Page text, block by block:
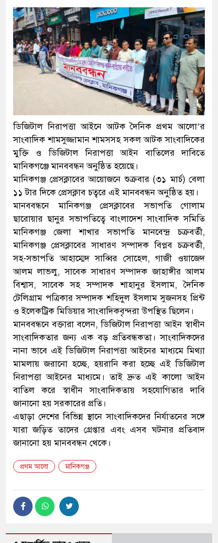
ডিজিটাল নিরাপত্তা আইনে আটক দৈনিক প্রথম আলো’র
সাংবাদিক শামসুজ্জামান শামসসহ সকল আটক সাংবাদিকের
মুক্তি ও ডিজিটাল নিরাপত্তা আইন বাতিলের দাবিতে
মানিকগঞ্জে মানববন্ধন অনুষ্ঠিত হয়েছে।
মানিকগঞ্জ প্রেসক্লাবের আয়োজনে শুক্রবার (৩১ মার্চ) বেলা
১১ টার দিকে প্রেসক্লাব চত্বরে এই মানববন্ধন অনুষ্ঠিত হয়।
মানববন্ধনে মানিকগঞ্জ প্রেসক্লাবের সভাপতি গোলাম
ছারোয়ার ছানুর সভাপতিত্বে বাংলাদেশ সাংবাদিক সমিতি
মানিকগঞ্জ জেলা শাখার সভাপতি মানবেন্দ্র চক্রবর্তী,
মানিকগঞ্জ প্রেসক্লাবের সাধারণ সম্পাদক বিপ্লব চক্রবর্তী,
সহ-সভাপতি আহাম্মেদ সাব্বির সোহেল, গাজী ওয়াজেদ
আলম লাভলু, সাবেক সাধারণ সম্পাদক জাহাঙ্গীর আলম
বিশ্বাস, সাবেক সহ সম্পাদক শাহানুর ইসলাম, দৈনিক
টেলিগ্রাম পত্রিকার সম্পাদক শহিদুল ইসলাম সুজনসহ প্রিন্ট
ও ইলেকট্রিক মিডিয়ার সাংবাদিকবৃন্দরা উপস্থিত ছিলেন।
মানববন্ধনে বক্তারা বলেন, ডিজিটাল নিরাপত্তা আইন স্বাধীন
সাংবাদিকতার জন্য এক বড় প্রতিবন্ধকতা। সাংবাদিকদের
নানা ভাবে এই ডিজিটাল নিরাপত্তা আইনের মাধ্যমে মিথ্যা
মামলায় জরানো হচ্ছে, হয়রানি করা হচ্ছে এই ডিজিটাল
নিরাপত্তা আইনের মাধ্যমে। তাই দ্রুত এই কালো আইন
বাতিল করে স্বাধীন সাংবাদিকতায় সহযোগিতার দাবি
জানানো হয় সরকারের প্রতি।
এছাড়া দেশের বিভিন্ন স্থানে সাংবাদিকদের নির্যাতনের সঙ্গে
যারা জড়িত তাদের গ্রেপ্তার এবং এসব ঘটনার প্রতিবাদ
জানানো হয় মানববন্ধন থেকে।
প্রথম আলো মানিকগঞ্জ